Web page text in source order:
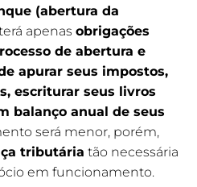
(abertura da
apenas obrigações
de abertura e
apurar seus impostos,
escriturar seus livros
balanço anual de seus
será menor, porém,
tributária tão necessária
em funcionamento.